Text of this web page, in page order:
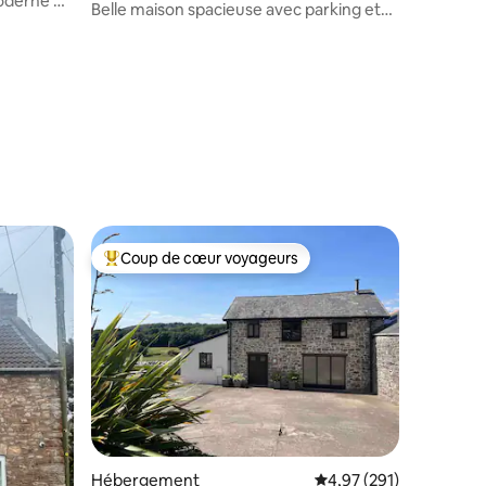
Belle maison spacieuse avec parking et
: 4,9 sur 5
Coups de cœur voyageurs les plus appréciés
Coup de cœur voyageurs
Hébergement Évaluation moyenne
4,97 (291)